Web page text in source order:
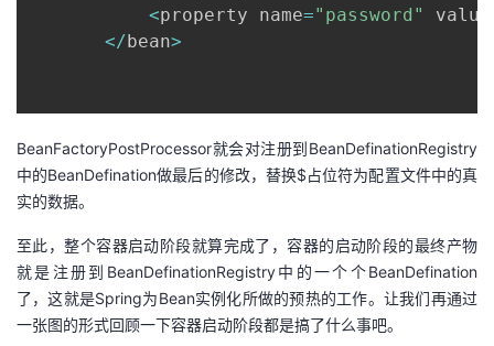
<property name="password" value
</bean>
BeanFactoryPostProcessor就会对注册到BeanDefinationRegistry
中的BeanDefination做最后的修改，替换$占位符为配置文件中的真
实的数据。
至此，整个容器启动阶段就算完成了，容器的启动阶段的最终产物
就是注册到BeanDefinationRegistry中的一个个BeanDefination
了，这就是Spring为Bean实例化所做的预热的工作。让我们再通过
一张图的形式回顾一下容器启动阶段都是搞了什么事吧。